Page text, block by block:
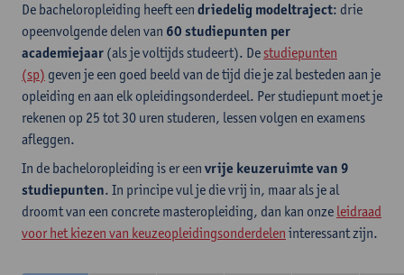
De bacheloropleiding heeft een driedelig modeltraject: drie
opeenvolgende delen van 60 studiepunten per
academiejaar (als je voltijds studeert). De studiepunten
(sp) geven je een goed beeld van de tijd die je zal besteden aan je
opleiding en aan elk opleidingsonderdeel. Per studiepunt moet je
rekenen op 25 tot 30 uren studeren, lessen volgen en examens
afleggen.
In de bacheloropleiding is er een vrije keuzeruimte van 9
studiepunten. In principe vul je die vrij in, maar als je al
droomt van een concrete masteropleiding, dan kan onze leidraad
voor het kiezen van keuzeopleidingsonderdelen interessant zijn.